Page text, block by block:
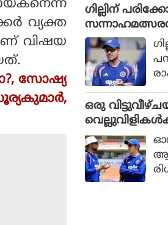
വ്യക്ത
വിഷയ
സോഷ്യ
ഗില്ലിന്
ക്ക് കനത്ത
ഒരു
ശ്രീലങ്കൻ
ളിക്കാർക്ക്